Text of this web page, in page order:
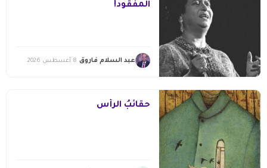
المفقود!
عبد السلام فاروق 8 أغسطس 2026
حقائبُ الرأس